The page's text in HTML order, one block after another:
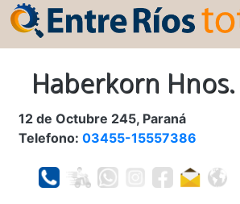
Haberkorn Hnos.
12 de Octubre 245, Paraná
Telefono: 03455-15557386